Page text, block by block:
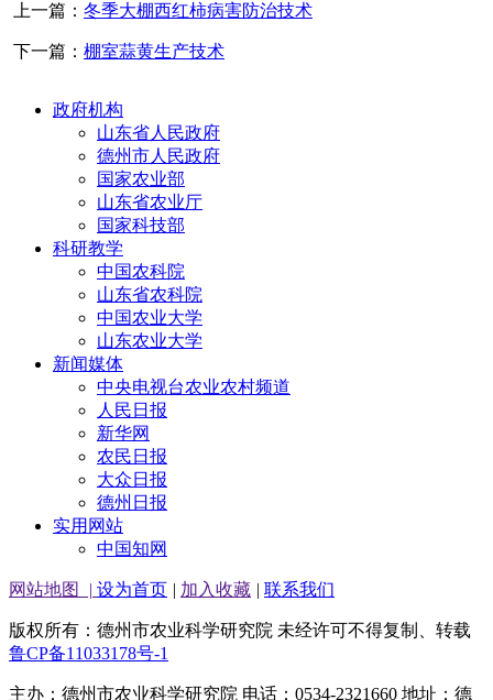
上一篇： 冬季大棚西红柿病害防治技术
下一篇： 棚室蒜黄生产技术
政府机构
山东省人民政府
德州市人民政府
国家农业部
山东省农业厅
国家科技部
科研教学
中国农科院
山东省农科院
中国农业大学
山东农业大学
新闻媒体
中央电视台农业农村频道
人民日报
新华网
农民日报
大众日报
德州日报
实用网站
中国知网
网站地图 | 设为首页 | 加入收藏 | 联系我们
版权所有：德州市农业科学研究院 未经许可不得复制、转载
鲁CP备11033178号-1
主办：德州市农业科学研究院 电话：0534-2321660 地址：德